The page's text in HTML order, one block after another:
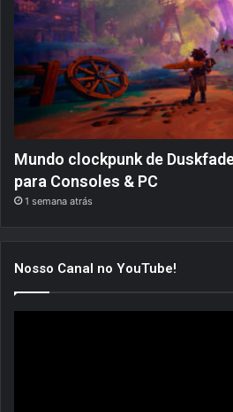
Mundo clockpunk de
para Consoles & PC
1 semana atrás
Nosso Canal no YouTube!